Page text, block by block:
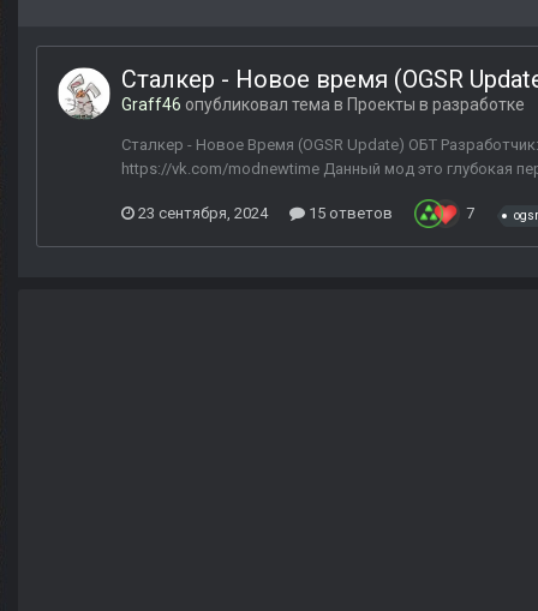
Сталкер - Новое время (OGSR
Graff46 опубликовал тема в Проекты в разработке
Сталкер - Новое Время (OGSR Update) ОБТ
https://vk.com/modnewtime Данный мод это глубокая
23 сентября, 2024 15 ответов 7 ogsr